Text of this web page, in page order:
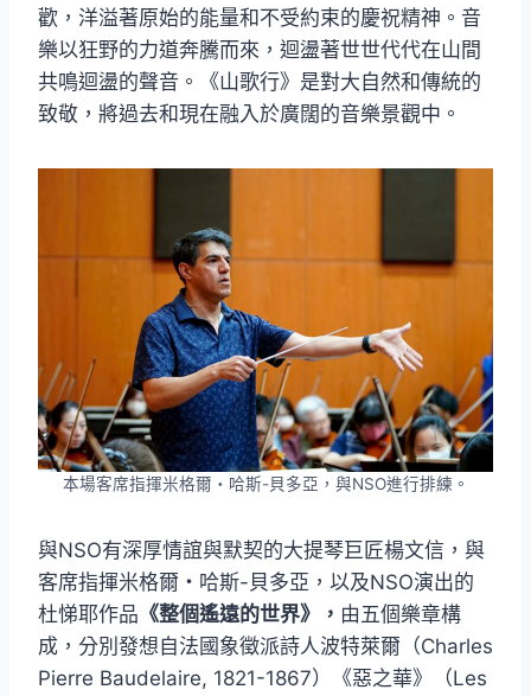
歡，洋溢著原始的能量和不受約束的慶祝精神。音
樂以狂野的力道奔騰而來，迴盪著世世代代在山間
共鳴迴盪的聲音。《山歌行》是對大自然和傳統的
致敬，將過去和現在融入於廣闊的音樂景觀中。
本場客席指揮米格爾・哈斯-貝多亞，與NSO進行排練。
與NSO有深厚情誼與默契的大提琴巨匠楊文信，與
客席指揮米格爾・哈斯-貝多亞，以及NSO演出的
杜悌耶作品 《整個遙遠的世界》， 由五個樂章構
成，分別發想自法國象徵派詩人波特萊爾（Charles
Pierre Baudelaire, 1821-1867）《惡之華》（Les